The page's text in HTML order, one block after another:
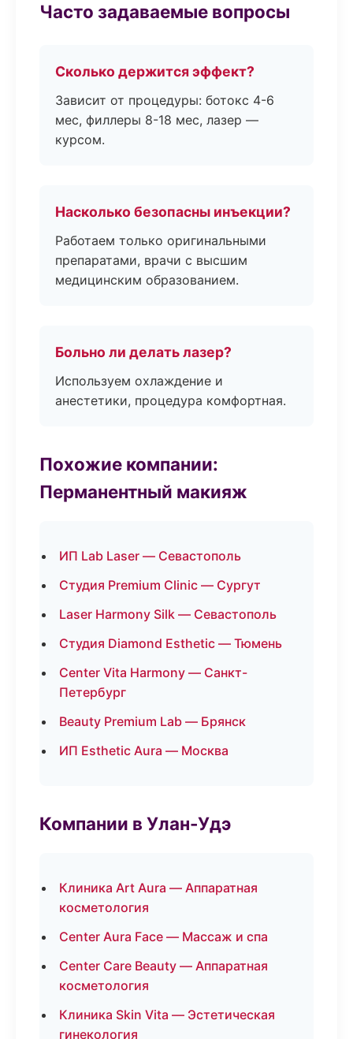
Часто задаваемые вопросы
Сколько держится эффект?
Зависит от процедуры: ботокс 4-6
мес, филлеры 8-18 мес, лазер —
курсом.
Насколько безопасны инъекции?
Работаем только оригинальными
препаратами, врачи с высшим
медицинским образованием.
Больно ли делать лазер?
Используем охлаждение и
анестетики, процедура комфортная.
Похожие компании:
Перманентный макияж
ИП Lab Laser — Севастополь
Студия Premium Clinic — Сургут
Laser Harmony Silk — Севастополь
Студия Diamond Esthetic — Тюмень
Center Vita Harmony — Санкт-
Петербург
Beauty Premium Lab — Брянск
ИП Esthetic Aura — Москва
Компании в Улан-Удэ
Клиника Art Aura — Аппаратная
косметология
Center Aura Face — Массаж и спа
Center Care Beauty — Аппаратная
косметология
Клиника Skin Vita — Эстетическая
гинекология